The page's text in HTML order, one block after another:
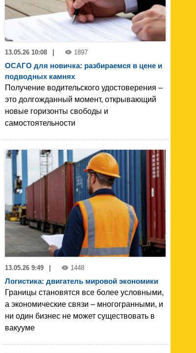
13.05.26 10:08 | 1897
ОСАГО для новичка: разбираемся в цене и
подводных камнях
Получение водительского удостоверения –
это долгожданный момент, открывающий
новые горизонты свободы и
самостоятельности
13.05.26 9:49 1448
Логистика: двигатель мировой экономики
Границы становятся все более условными,
а экономические связи – многогранными, и
ни один бизнес не может существовать в
вакууме